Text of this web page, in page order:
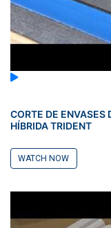
CORTE DE ENVASES
HÍBRIDA TRIDENT
WATCH NOW